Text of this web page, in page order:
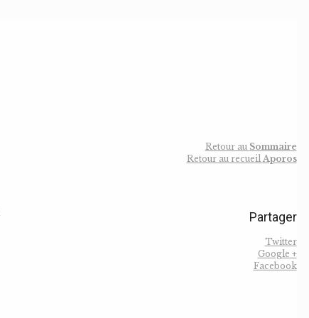
Retour au Sommaire
Retour au recueil Aporos
Partager
Twitter
Google +
Facebook